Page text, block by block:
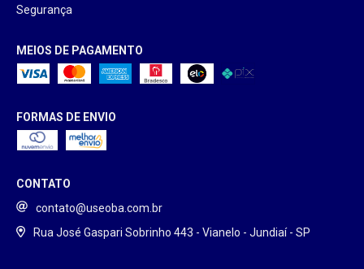
Segurança
MEIOS DE PAGAMENTO
FORMAS DE ENVIO
CONTATO
contato@useoba.com.br
Rua José Gaspari Sobrinho 443 - Vianelo - Jundiaí - SP